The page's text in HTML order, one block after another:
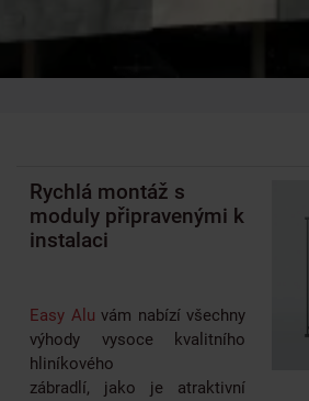
Rychlá montáž s
moduly připravenými k
instalaci
Easy Alu vám nabízí všechny
výhody vysoce kvalitního
hliníkového
zábradlí, jako je atraktivní